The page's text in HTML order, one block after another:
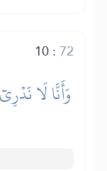
10: 72
وَأَنَّا لَا